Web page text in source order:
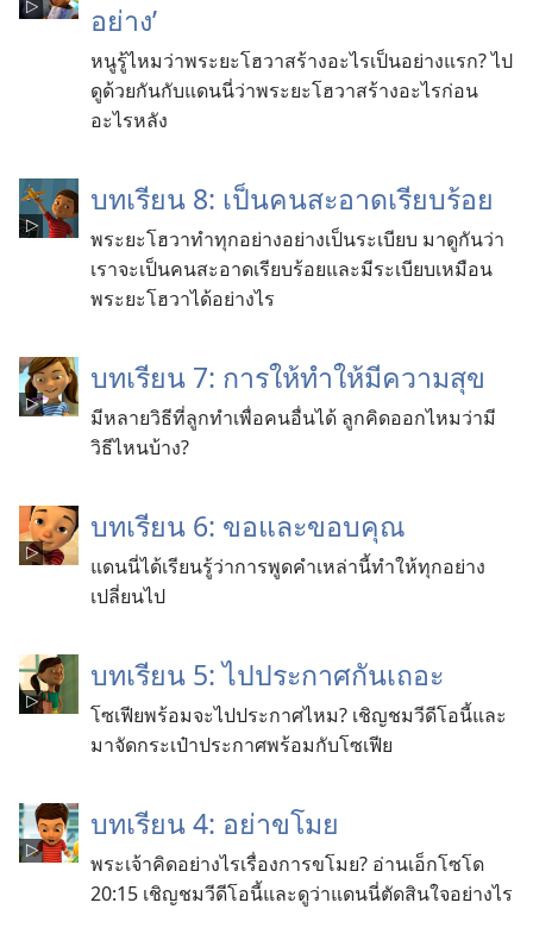
อย่าง’
หนูรู้ไหมว่าพระยะโฮวาสร้างอะไรเป็นอย่างแรก? ไป
ดูด้วยกันกับแดนนี่ว่าพระยะโฮวาสร้างอะไรก่อน
อะไรหลัง
บทเรียน 8: เป็นคนสะอาดเรียบร้อย
พระยะโฮวาทำทุกอย่างอย่างเป็นระเบียบ มาดูกันว่า
เราจะเป็นคนสะอาดเรียบร้อยและมีระเบียบเหมือน
พระยะโฮวาได้อย่างไร
บทเรียน 7: การให้ทำให้มีความสุข
มีหลายวิธีที่ลูกทำเพื่อคนอื่นได้ ลูกคิดออกไหมว่ามี
วิธีไหนบ้าง?
บทเรียน 6: ขอและขอบคุณ
แดนนี่ได้เรียนรู้ว่าการพูดคำเหล่านี้ทำให้ทุกอย่าง
เปลี่ยนไป
บทเรียน 5: ไปประกาศกันเถอะ
โซเฟียพร้อมจะไปประกาศไหม? เชิญชมวีดีโอนี้และ
มาจัดกระเป๋าประกาศพร้อมกับโซเฟีย
บทเรียน 4: อย่าขโมย
พระเจ้าคิดอย่างไรเรื่องการขโมย? อ่านเอ็กโซโด
20:15 เชิญชมวีดีโอนี้และดูว่าแดนนี่ตัดสินใจอย่างไร